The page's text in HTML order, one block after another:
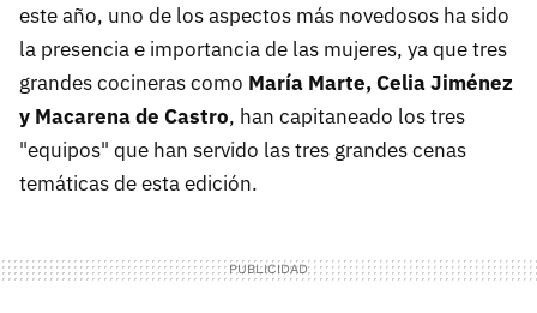
este año, uno de los aspectos más novedosos ha sido
la presencia e importancia de las mujeres, ya que tres
grandes cocineras como María Marte, Celia Jiménez
y Macarena de Castro, han capitaneado los tres
"equipos" que han servido las tres grandes cenas
temáticas de esta edición.